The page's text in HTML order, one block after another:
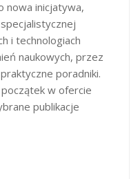
nowa inicjatywa,
i technologiach
naukowych, przez
poradniki.
w ofercie
publikacje